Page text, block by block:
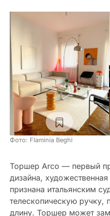
Фото: Flaminia Beghi
Торшер Arco — первый
дизайна,
признана итальянским
телескопическую
длину. Торшер может